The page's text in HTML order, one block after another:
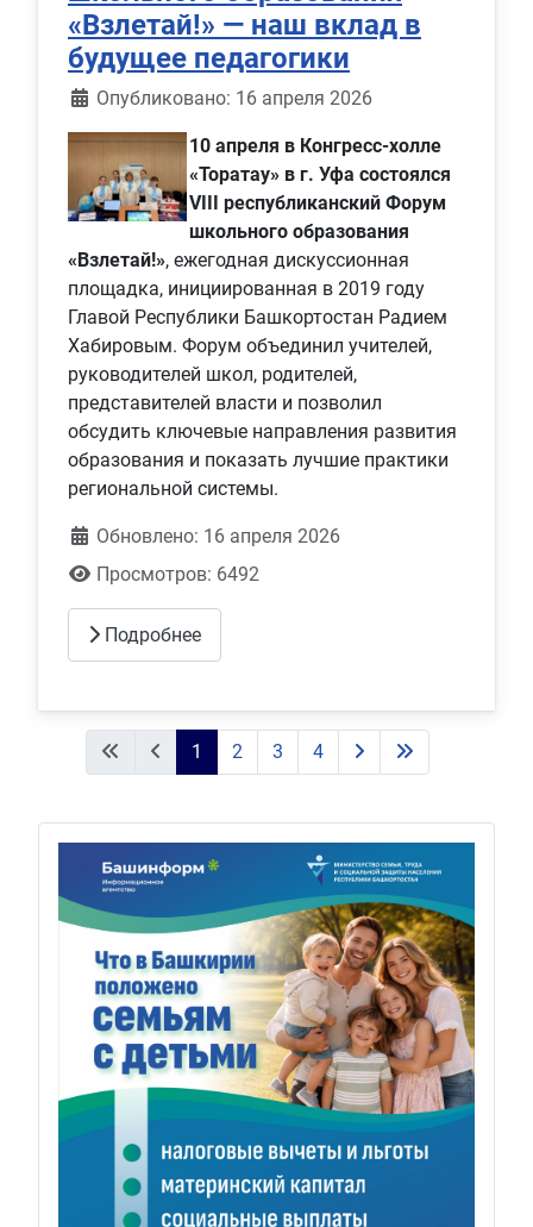
«Взлетай!» — наш вклад в
будущее педагогики
Информация о материале
Опубликовано: 16 апреля 2026
10 апреля в Конгресс‑холле
«Торатау» в г. Уфа состоялся
VIII республиканский Форум
школьного образования
«Взлетай!», ежегодная дискуссионная
площадка, инициированная в 2019 году
Главой Республики Башкортостан Радием
Хабировым. Форум объединил учителей,
руководителей школ, родителей,
представителей власти и позволил
обсудить ключевые направления развития
образования и показать лучшие практики
региональной системы.
Обновлено: 16 апреля 2026
Просмотров: 6492
Подробнее
1 2 3 4